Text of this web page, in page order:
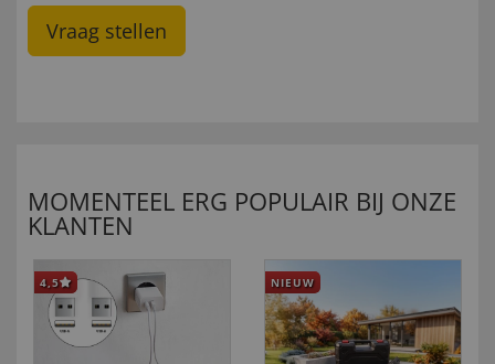
Vraag stellen
MOMENTEEL ERG POPULAIR BIJ ONZE
KLANTEN
4,5 NIEUW